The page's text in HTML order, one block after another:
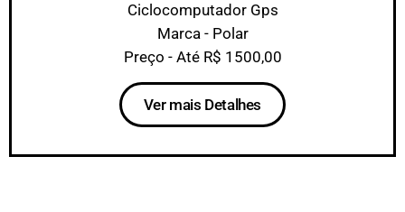
Ciclocomputador Gps
Marca - Polar
Preço - Até R$ 1500,00
Ver mais Detalhes